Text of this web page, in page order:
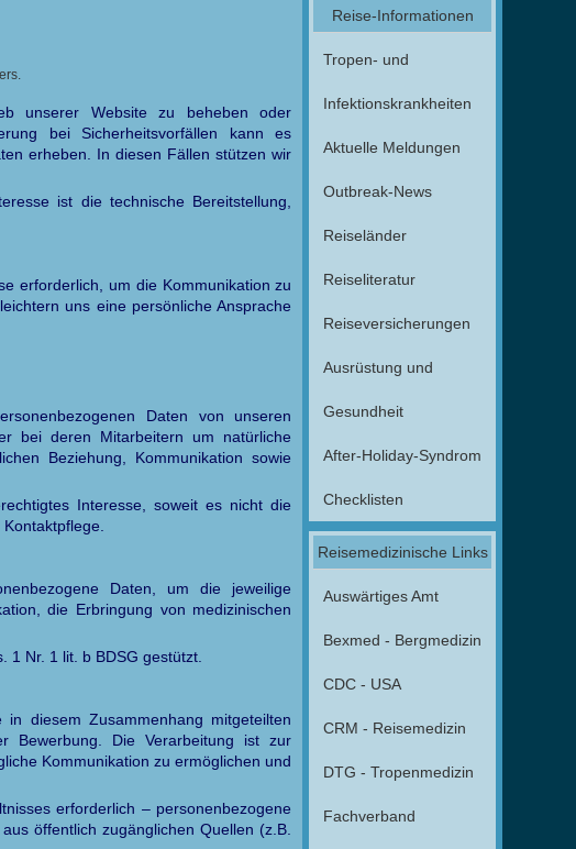
unserer Website zu beheben oder
bei Sicherheitsvorfällen kann es
erheben. In diesen Fällen stützen wir
ist die technische Bereitstellung,
erforderlich, um die Kommunikation zu
uns eine persönliche Ansprache
Daten von unseren
bei deren Mitarbeitern um natürliche
Beziehung, Kommunikation sowie
Interesse, soweit es nicht die
Daten, um die jeweilige
die Erbringung von medizinischen
1 Nr. 1 lit. b BDSG gestützt.
diesem Zusammenhang mitgeteilten
Bewerbung. Die Verarbeitung ist zur
Kommunikation zu ermöglichen und
erforderlich – personenbezogene
öffentlich zugänglichen Quellen (z.B.
Reise-Informationen
Tropen- und
Infektionskrankheiten
Aktuelle Meldungen
Outbreak-News
Reiseländer
Reiseliteratur
Reiseversicherungen
Ausrüstung und
Gesundheit
After-Holiday-Syndrom
Checklisten
Reisemedizinische Links
Auswärtiges Amt
Bexmed - Bergmedizin
CDC - USA
CRM - Reisemedizin
DTG - Tropenmedizin
Fachverband